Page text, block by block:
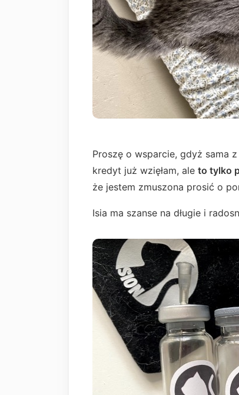
Proszę o wsparcie, gdyż sama
kredyt już wzięłam, ale to tylko
że jestem zmuszona prosić o
Isia ma szanse na długie i